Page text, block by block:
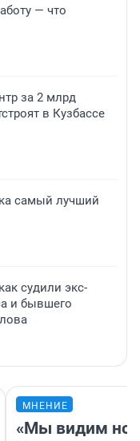
— что
за 2 млрд
в Кузбассе
самый лучший
судили экс-
и бывшего
МНЕНИЕ
«Мы видим